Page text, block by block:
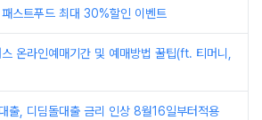
스트푸드 최대 30%할인 이벤트
온라인예매기간 및 예매방법 꿀팁(ft. 티머니,
출, 디딤돌대출 금리 인상 8월16일부터적용